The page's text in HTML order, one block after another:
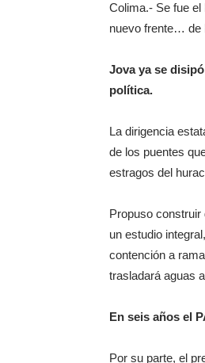
Colima.- Se fue
nuevo frente… de
Jova ya se
política.
La dirigencia
de los puentes
estragos del
Propuso construir
un estudio
contención a
trasladará aguas
En seis años el
Por su parte, el